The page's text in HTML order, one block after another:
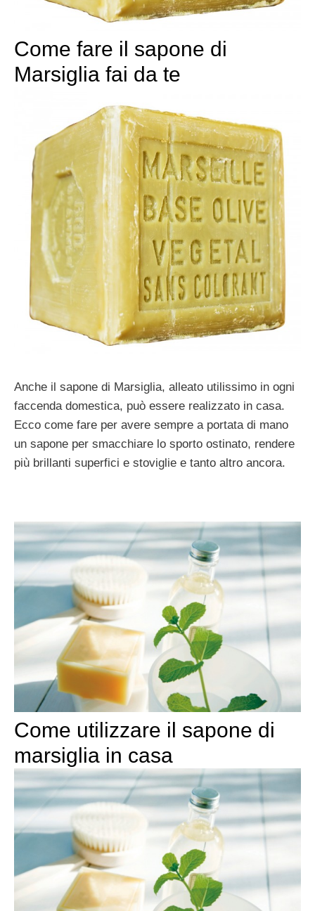
Come fare il sapone di
Marsiglia fai da te
Anche il sapone di Marsiglia, alleato utilissimo in ogni
faccenda domestica, può essere realizzato in casa.
Ecco come fare per avere sempre a portata di mano
un sapone per smacchiare lo sporto ostinato, rendere
più brillanti superfici e stoviglie e tanto altro ancora.
Come utilizzare il sapone di
marsiglia in casa